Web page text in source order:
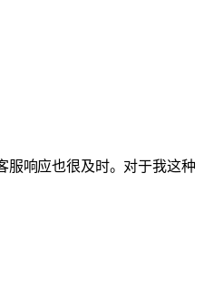
服响应也很及时。对于我这种